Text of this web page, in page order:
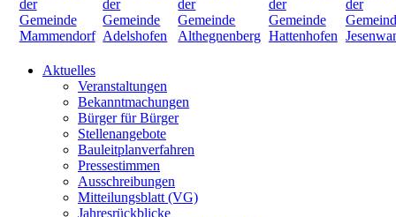
Aktuelles
Veranstaltungen
Bekanntmachungen
Bürger für Bürger
Stellenangebote
Bauleitplanverfahren
Pressestimmen
Ausschreibungen
Mitteilungsblatt (VG)
Jahresrückblicke